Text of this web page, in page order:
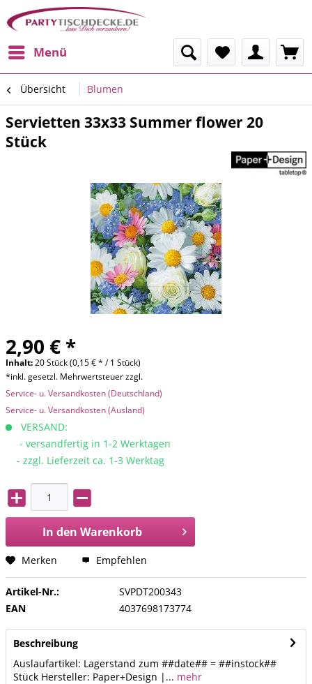
Menü
Übersicht Blumen
Servietten 33x33 Summer flower 20
Stück
2,90 € *
Inhalt:20 Stück (0,15 € * / 1 Stück)
*inkl. gesetzl. Mehrwertsteuer zzgl.
Service- u. Versandkosten (Deutschland)
Service- u. Versandkosten (Ausland)
VERSAND:
- versandfertig in 1-2 Werktagen
- zzgl. Lieferzeit ca. 1-3 Werktag
In den Warenkorb
Merken Empfehlen
Artikel-Nr.:
SVPDT200343
EAN
4037698173774
Beschreibung
Auslaufartikel: Lagerstand zum ##date## = ##instock##
Stück Hersteller: Paper+Design |... mehr